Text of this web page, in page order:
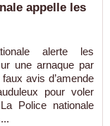
appelle les
alerte les
une arnaque par
avis d’amende
pour voler
Police nationale